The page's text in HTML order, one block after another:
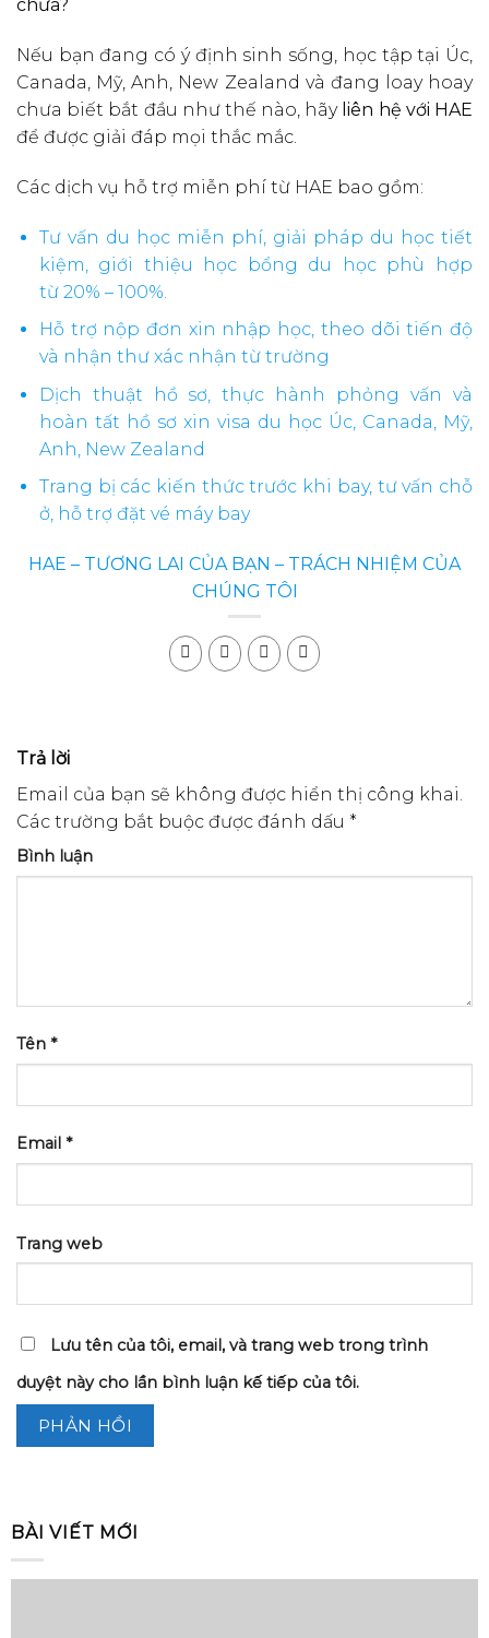
chưa?
Nếu bạn đang có ý định sinh sống, học tập tại Úc,
Canada, Mỹ, Anh, New Zealand và đang loay hoay
chưa biết bắt đầu như thế nào, hãy liên hệ với HAE
để được giải đáp mọi thắc mắc.
Các dịch vụ hỗ trợ miễn phí từ HAE bao gồm:
Tư vấn du học miễn phí, giải pháp du học tiết
kiệm, giới thiệu học bổng du học phù hợp
từ 20% – 100%.
Hỗ trợ nộp đơn xin nhập học, theo dõi tiến độ
và nhận thư xác nhận từ trường
Dịch thuật hồ sơ, thực hành phỏng vấn và
hoàn tất hồ sơ xin visa du học Úc, Canada, Mỹ,
Anh, New Zealand
Trang bị các kiến thức trước khi bay, tư vấn chỗ
ở, hỗ trợ đặt vé máy bay
HAE – TƯƠNG LAI CỦA BẠN – TRÁCH NHIỆM CỦA
CHÚNG TÔI
Trả lời
Email của bạn sẽ không được hiển thị công khai.
Các trường bắt buộc được đánh dấu *
Bình luận
Tên *
Email *
Trang web
Lưu tên của tôi, email, và trang web trong trình
duyệt này cho lần bình luận kế tiếp của tôi.
BÀI VIẾT MỚI